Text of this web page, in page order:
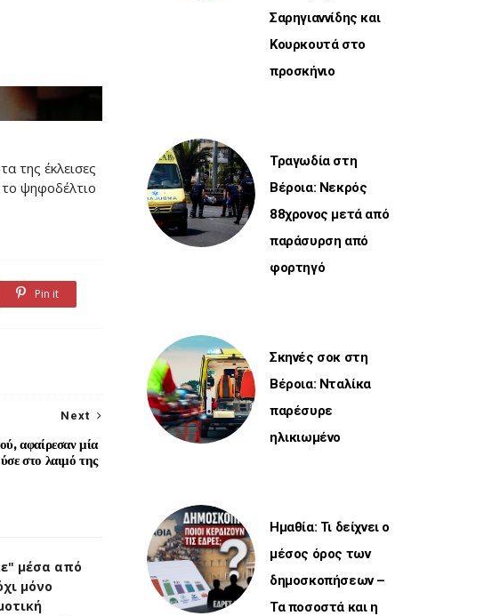
της έκλεισες
ψηφοδέλτιο
Pin it
Next
αφαίρεσαν μία
στο λαιμό της
μέσα από
μόνο
Σαρηγιαννίδης και
Κουρκουτά στο
προσκήνιο
Τραγωδία στη
Βέροια: Νεκρός
88χρονος μετά από
παράσυρση από
φορτηγό
Σκηνές σοκ στη
Βέροια: Νταλίκα
παρέσυρε
ηλικιωμένο
Ημαθία: Τι δείχνει ο
μέσος όρος των
δημοσκοπήσεων –
Τα ποσοστά και η